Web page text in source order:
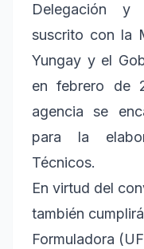
Delegación y
suscrito con la
Yungay y el
en febrero de
agencia se
para la
Técnicos.
En virtud del
también
Formuladora